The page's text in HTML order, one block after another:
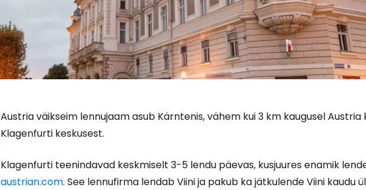
Austria väikseim lennujaam asub Kärntenis, vähem kui 3 km kaugusel Austria
Klagenfurti keskusest.
Klagenfurti teenindavad keskmiselt 3-5 lendu päevas, kusjuures enamik
austrian.com. See lennufirma lendab Viini ja pakub ka jätkulende Viini kaudu
Logi sisse